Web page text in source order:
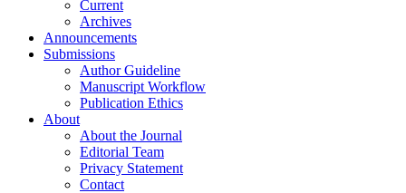
Current
Archives
Announcements
Submissions
Author Guideline
Manuscript Workflow
Publication Ethics
About
About the Journal
Editorial Team
Privacy Statement
Contact